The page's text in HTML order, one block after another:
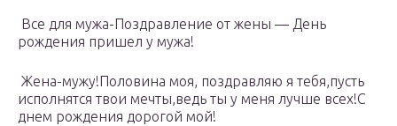
Все для мужа-Поздравление от жены — День
рождения пришел у мужа!
Жена-мужу!Половина моя, поздравляю я тебя,пусть
исполнятся твои мечты,ведь ты у меня лучше всех!С
днем рождения дорогой мой!